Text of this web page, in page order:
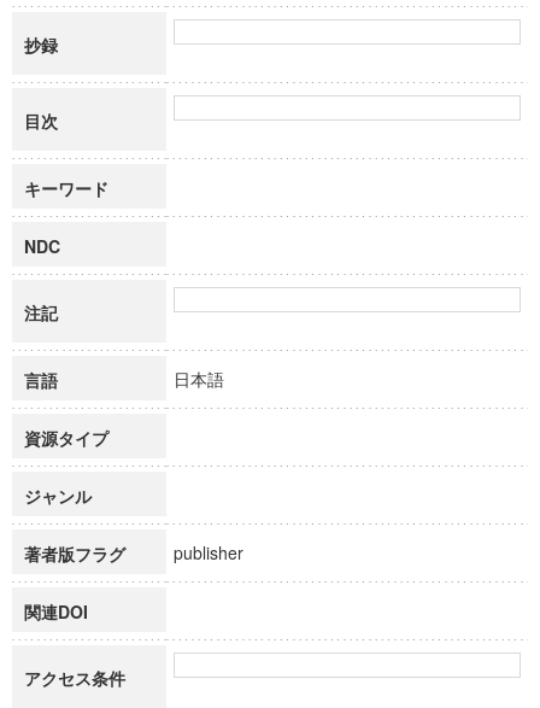
抄録
目次
キーワード
NDC
注記
言語 日本語
資源タイプ
ジャンル
著者版フラグ publisher
関連DOI
アクセス条件